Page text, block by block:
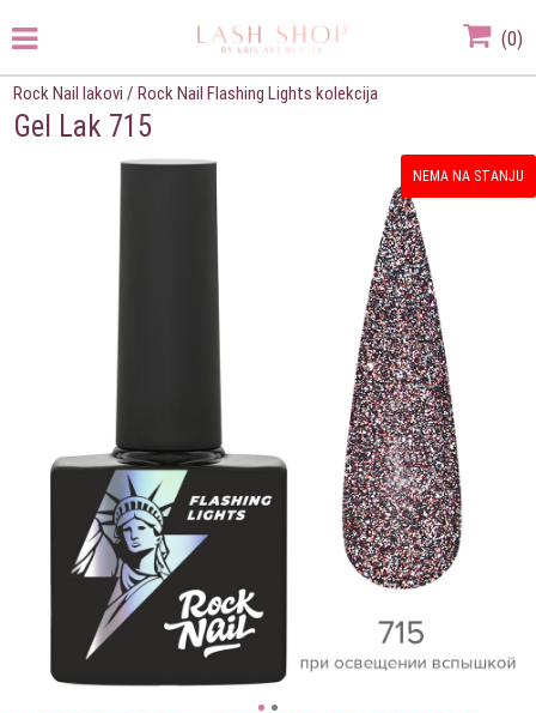
(0)
Rock Nail lakovi /Rock Nail Flashing Lights kolekcija
Gel Lak 715
NEMA NA STANJU